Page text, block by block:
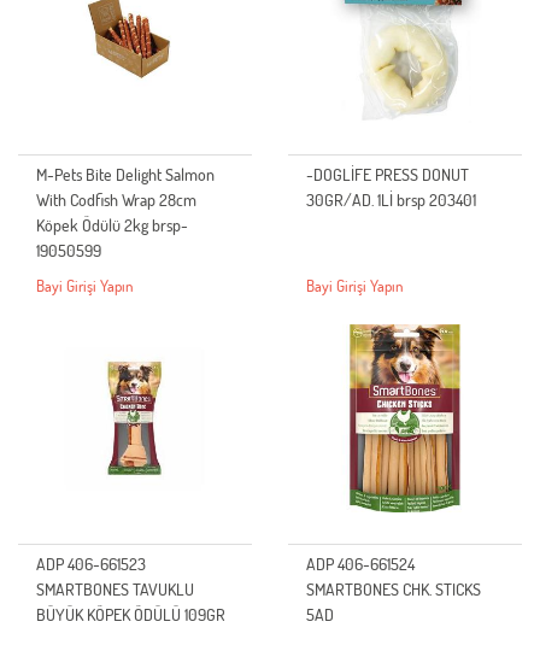
M-Pets Bite Delight Salmon
With Codfish Wrap 28cm
Köpek Ödülü 2kg brsp-
19050599
Bayi Girişi Yapın
-DOGLİFE PRESS DONUT
30GR/AD. 1Lİ brsp 203401
Bayi Girişi Yapın
ADP 406-661523
SMARTBONES TAVUKLU
BÜYÜK KÖPEK ÖDÜLÜ 109GR
ADP 406-661524
SMARTBONES CHK. STICKS
5AD